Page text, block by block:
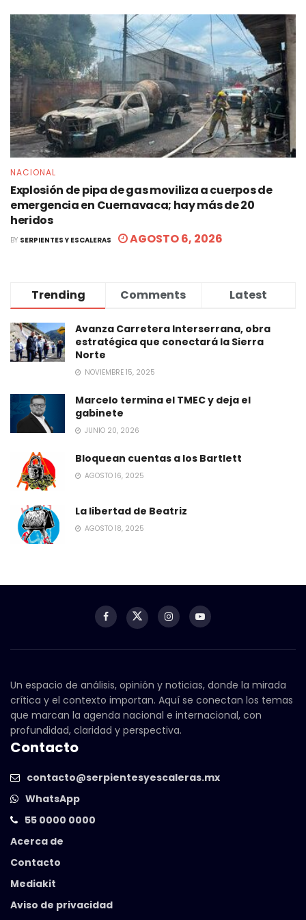
NACIONAL
Explosión de pipa de gas moviliza a cuerpos de
emergencia en Cuernavaca; hay más de 20
heridos
BY SERPIENTES Y ESCALERAS AGOSTO 6, 2026
Trending Comments Latest
Avanza Carretera Interserrana, obra
estratégica que conectará la Sierra
Norte
NOVIEMBRE 15, 2025
Marcelo termina el TMEC y deja el
gabinete
JUNIO 20, 2026
Bloquean cuentas a los Bartlett
AGOSTO 16, 2025
La libertad de Beatriz
AGOSTO 18, 2025
Un espacio de análisis, opinión y noticias, donde la mirada
crítica y el contexto importan. Aquí se conectan los temas
que marcan la agenda nacional e internacional, con
profundidad, claridad y perspectiva.
Contacto
contacto@serpientesyescaleras.mx
WhatsApp
55 0000 0000
Acerca de
Contacto
Mediakit
Aviso de privacidad